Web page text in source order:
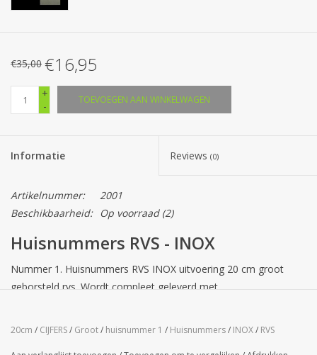
€35,00 €16,95
+
-
TOEVOEGEN AAN WINKELWAGEN
Informatie Reviews (0)
Artikelnummer:
2001
Beschikbaarheid:
Op voorraad(2)
Huisnummers RVS - INOX
Nummer 1. Huisnummers RVS INOX uitvoering 20 cm groot
geborsteld rvs. Wordt compleet geleverd met
Cijfers zijn voorzien van drie afstandsbussen aan de achterzijde
20cm / CIJFERS/ Groot/ huisnummer 1 / Huisnummers/ INOX/ RVS